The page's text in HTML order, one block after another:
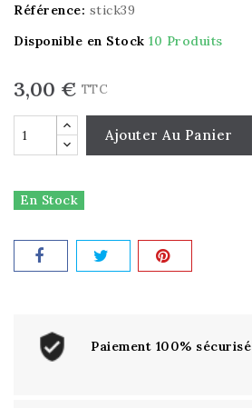
Référence: stick39
Disponible en Stock 10 Produits
3,00 € TTC
Ajouter Au Panier
En Stock
Paiement 100% sécurisé